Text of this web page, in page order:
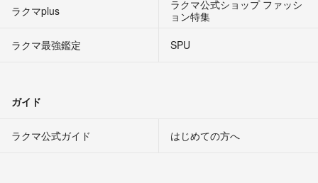
ラクマplus
ラクマ公式ショップ ファッシ
ョン特集
ラクマ最強鑑定
SPU
ガイド
ラクマ公式ガイド はじめての方へ